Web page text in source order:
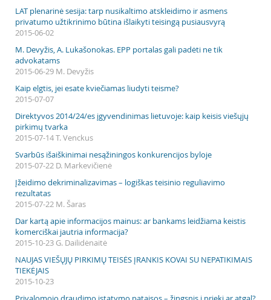
LAT plenarinė sesija: tarp nusikaltimo atskleidimo ir asmens
privatumo užtikrinimo būtina išlaikyti teisingą pusiausvyrą
2015-06-02
M. Devyžis, A. Lukašonokas. EPP portalas gali padėti ne tik
advokatams
2015-06-29 M. Devyžis
Kaip elgtis, jei esate kviečiamas liudyti teisme?
2015-07-07
Direktyvos 2014/24/es įgyvendinimas lietuvoje: kaip keisis viešųjų
pirkimų tvarka
2015-07-14 T. Venckus
Svarbūs išaiškinimai nesąžiningos konkurencijos byloje
2015-07-22 D. Markevičienė
Įžeidimo dekriminalizavimas – logiškas teisinio reguliavimo
rezultatas
2015-07-22 M. Šaras
Dar kartą apie informacijos mainus: ar bankams leidžiama keistis
komerciškai jautria informacija?
2015-10-23 G. Dailidėnaitė
NAUJAS VIEŠŲJŲ PIRKIMŲ TEISĖS ĮRANKIS KOVAI SU NEPATIKIMAIS
TIEKĖJAIS
2015-10-23